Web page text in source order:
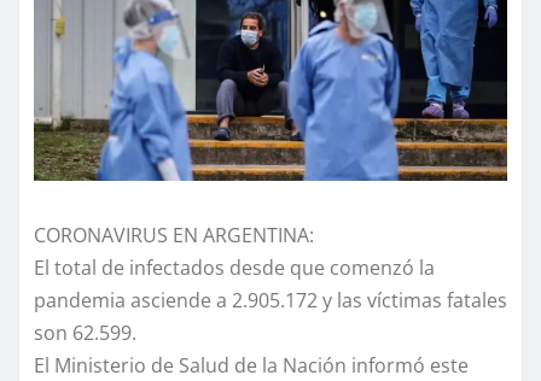
CORONAVIRUS EN ARGENTINA:
El total de infectados desde que comenzó la
pandemia asciende a 2.905.172 y las víctimas fatales
son 62.599.
El Ministerio de Salud de la Nación informó este